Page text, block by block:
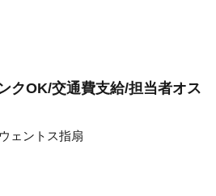
クOK/交通費支給/担当者オス
ェントス指扇